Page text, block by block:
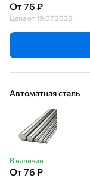
От 76 ₽
Цена от 19.07.2026
Автоматная сталь
В наличии
От 76 ₽